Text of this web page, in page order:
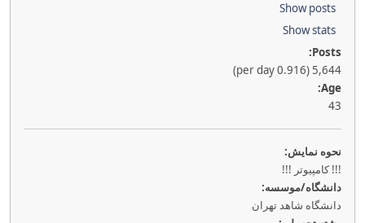
Show posts
Show stats
Posts:
5,644 (0.916 per day)
Age:
43
نحوه نمايش:
!!! کامپیوتر !!!
دانشگاه/موسسه:
دانشگاه شاهد تهران